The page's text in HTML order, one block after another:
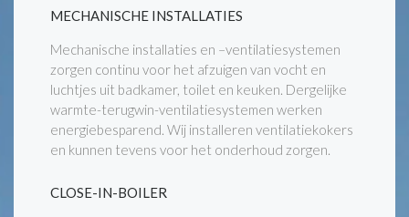
MECHANISCHE INSTALLATIES
Mechanische installaties en –ventilatiesystemen
zorgen continu voor het afzuigen van vocht en
luchtjes uit badkamer, toilet en keuken. Dergelijke
warmte-terugwin-ventilatiesystemen werken
energiebesparend. Wij installeren ventilatiekokers
en kunnen tevens voor het onderhoud zorgen.
CLOSE-IN-BOILER